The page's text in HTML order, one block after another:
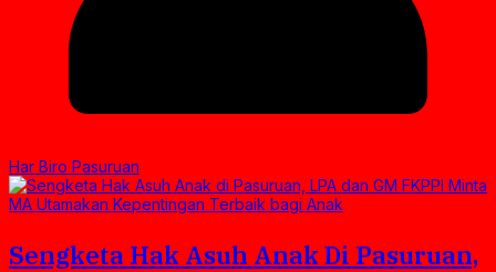
Har Biro Pasuruan
Sengketa Hak Asuh Anak Di Pasuruan,